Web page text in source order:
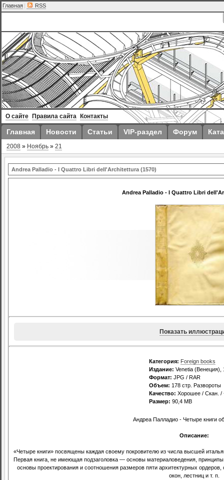
Главная | RSS
О сайте Правила сайта Контакты
Главная Новости Статьи VIP-раздел Форум
2008 » Ноябрь » 21
Andrea Palladio - I Quattro Libri dell'Architettura (1570)
Andrea Palladio - I Quattro Libri
Показать
Категория: Foreign books
Издание: Venetia (Венеция),
Формат: JPG / RAR
Объем: 178 стр. Развороты
Качество: Хорошее / Скан. /
Размер: 90,4 MB
Андреа Палладио - Четыре книги
Описание:
«Четыре книги» посвящены каждая своему покровителю из числа высшей
Первая книга, не имеющая подзаголовка — основы материаловедения,
основы проектирования и соотношения размеров пяти архитектурных
окон, лестниц и т. п.